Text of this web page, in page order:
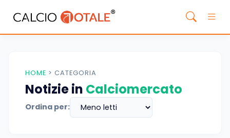
HOME > CATEGORIA
Notizie in Calciomercato
Ordina per: